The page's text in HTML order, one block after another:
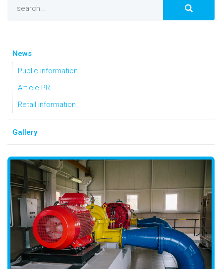
News
Public information
Article PR
Retail information
Gallery